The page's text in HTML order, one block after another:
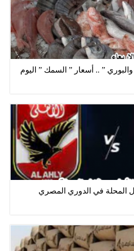
” .. أسعار ” السمك ” اليوم
المحلة في الدوري المصري